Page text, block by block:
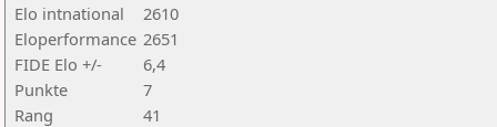
Elo intnational
2610
Eloperformance 2651
FIDE Elo +/-
6,4
Punkte
7
Rang
41